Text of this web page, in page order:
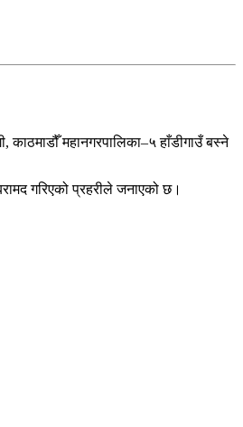
काठमाडौँ महानगरपालिका–५ हाँडीगाउँ बस्ने
गरिएको प्रहरीले जनाएको छ।